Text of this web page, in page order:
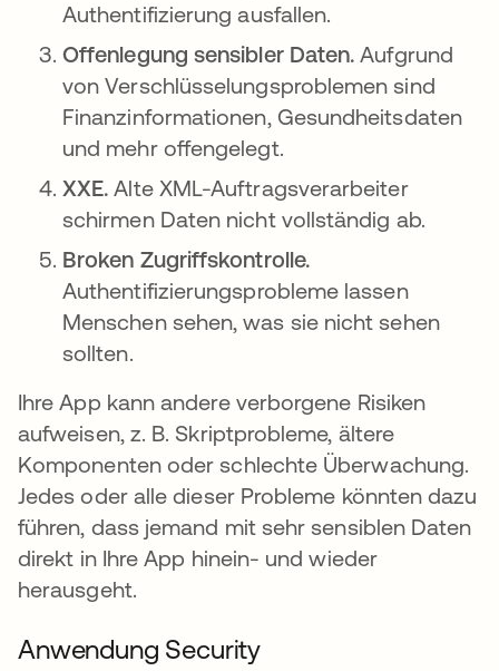
Authentifizierung ausfallen.
Offenlegung sensibler Daten.Aufgrund
von Verschlüsselungsproblemen sind
Finanzinformationen, Gesundheitsdaten
und mehr offengelegt.
XXE.Alte XML-Auftragsverarbeiter
schirmen Daten nicht vollständig ab.
Broken Zugriffskontrolle.
Authentifizierungsprobleme lassen
Menschen sehen, was sie nicht sehen
sollten.
Ihre App kann andere verborgene Risiken
aufweisen, z. B. Skriptprobleme, ältere
Komponenten oder schlechte Überwachung.
Jedes oder alle dieser Probleme könnten dazu
führen, dass jemand mit sehr sensiblen Daten
direkt in Ihre App hinein- und wieder
herausgeht.
Anwendung Security